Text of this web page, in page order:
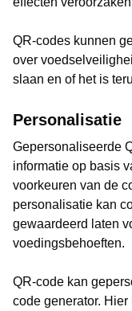
QR-codes kunnen
over
slaan en of het is
Personalisatie
Gepersonaliseerde
informatie op basis
voorkeuren van de
personalisatie kan
gewaardeerd laten
voedingsbehoeften.
QR-code kan
code generator.